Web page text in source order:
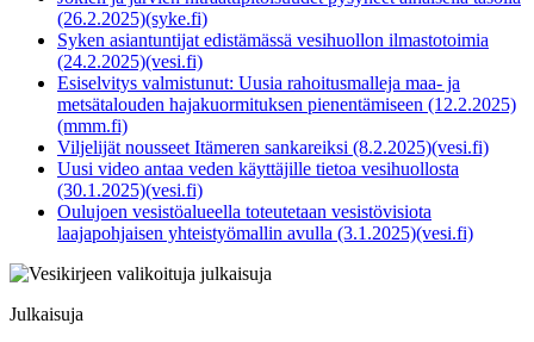
(26.2.2025)(syke.fi)
Syken asiantuntijat edistämässä vesihuollon ilmastotoimia
(24.2.2025)(vesi.fi)
Esiselvitys valmistunut: Uusia rahoitusmalleja maa- ja
metsätalouden hajakuormituksen pienentämiseen (12.2.2025)
(mmm.fi)
Viljelijät nousseet Itämeren sankareiksi (8.2.2025)(vesi.fi)
Uusi video antaa veden käyttäjille tietoa vesihuollosta
(30.1.2025)(vesi.fi)
Oulujoen vesistöalueella toteutetaan vesistövisiota
laajapohjaisen yhteistyömallin avulla (3.1.2025)(vesi.fi)
Julkaisuja